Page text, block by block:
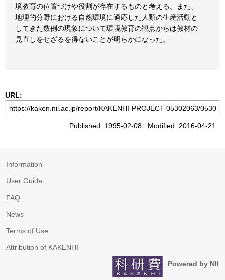
境教育の位置づけや役割が存在するものと考える。また、
地理的分野における自然環境に適応した人類の生産活動と
してきた数例の現象について環境教育の観点からは教材の
見直しをせざるを得ないことが明らかになった。
URL:
Published: 1995-02-08 Modified: 2016-04-21
Information
User Guide
FAQ
News
Terms of Use
Attribution of KAKENHI
Powered by NII